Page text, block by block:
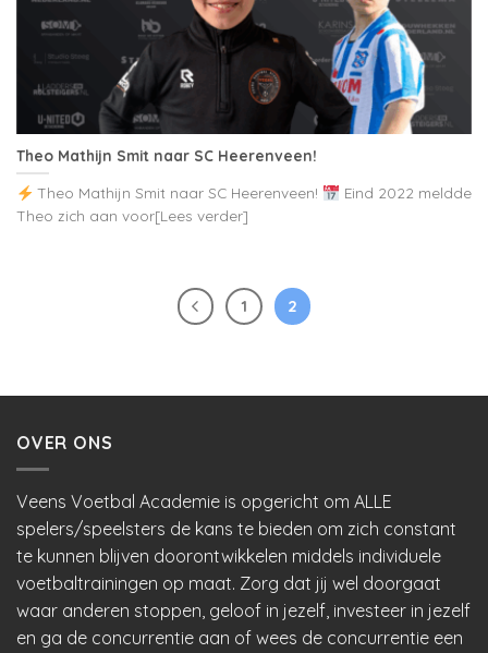
Theo Mathijn Smit naar SC Heerenveen!
Theo Mathijn Smit naar SC Heerenveen!
Eind 2022 meldde
Theo zich aan voor[Lees verder]
1 2
OVER ONS
Veens Voetbal Academie is opgericht om ALLE
spelers/speelsters de kans te bieden om zich constant
te kunnen blijven doorontwikkelen middels individuele
voetbaltrainingen op maat. Zorg dat jij wel doorgaat
waar anderen stoppen, geloof in jezelf, investeer in jezelf
en ga de concurrentie aan of wees de concurrentie een